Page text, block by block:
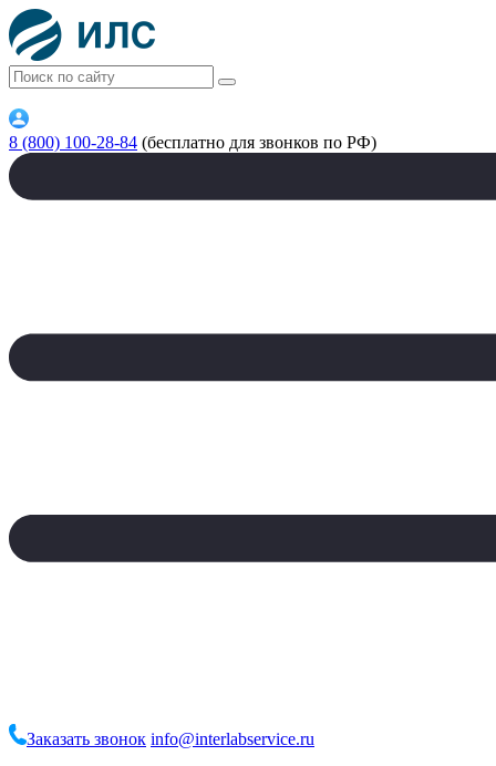
8 (800) 100-28-84 (бесплатно для звонков по РФ)
Заказать звонок info@interlabservice.ru